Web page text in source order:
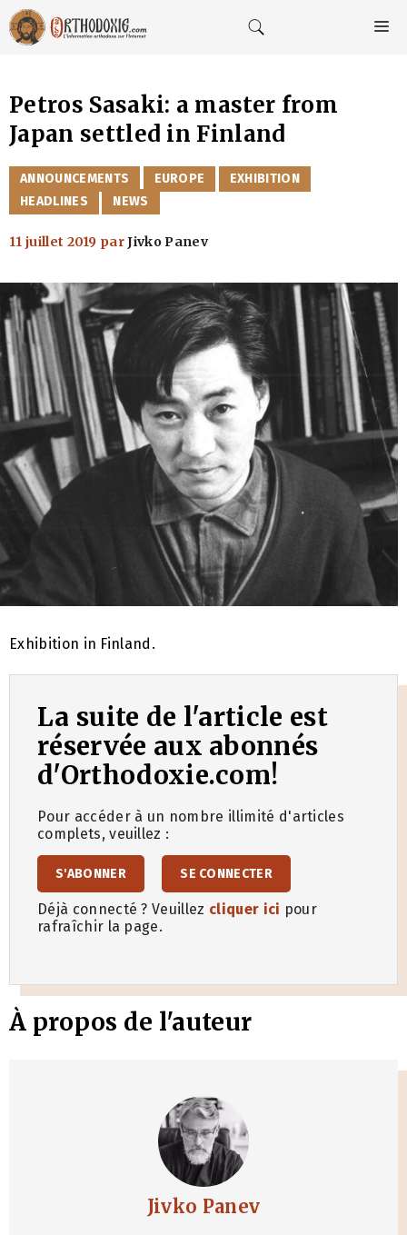
Aller
au
contenu
Petros Sasaki: a master from
Japan settled in Finland
CATÉGORIES
ANNOUNCEMENTS EUROPE
EXHIBITION
HEADLINES
NEWS
11 juillet 2019 parJivko Panev
Exhibition in Finland.
La suite de l'article est
réservée aux abonnés
d'Orthodoxie.com!
Pour accéder à un nombre illimité d'articles
complets, veuillez :
S'ABONNER SE CONNECTER
Déjà connecté ? Veuillez cliquer ici pour
rafraîchir la page.
À propos de l'auteur
Jivko Panev